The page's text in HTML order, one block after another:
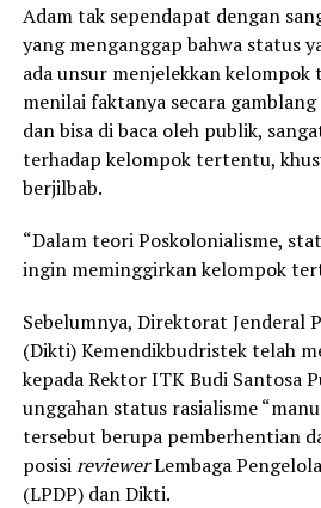
Adam tak sependapat dengan
yang menganggap bahwa status
ada unsur menjelekkan
menilai faktanya secara
dan bisa di baca oleh publik,
terhadap kelompok tertentu,
berjilbab.
“Dalam teori Poskolonialisme,
ingin meminggirkan kelompok
Sebelumnya, Direktorat Jenderal
(Dikti) Kemendikbudristek telah
kepada Rektor ITK Budi Santosa
unggahan status rasialisme
tersebut berupa pemberhentian
posisireviewerLembaga
(LPDP) dan Dikti.